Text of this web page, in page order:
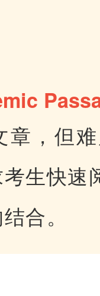
章，但
生快
合。